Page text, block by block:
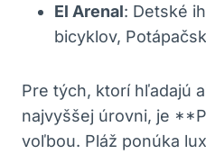
El Arenal: Detské
bicyklov,
Pre tých, ktorí hľadajú
najvyššej úrovni, je
voľbou. Pláž ponúka